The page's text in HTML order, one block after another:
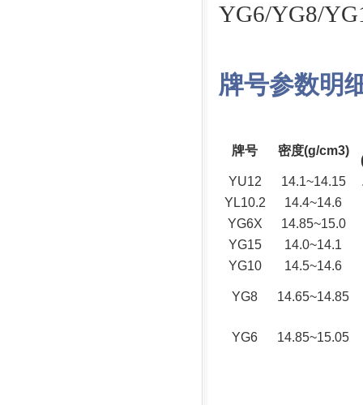
YG6/YG8/
牌号参数明
牌号 密度(g/cm3)
YU12
14.1~14.15
YL10.2
14.4~14.6
YG6X
14.85~15.0
YG15
14.0~14.1
YG10
14.5~14.6
YG8 14.65~14.85
YG6 14.85~15.05